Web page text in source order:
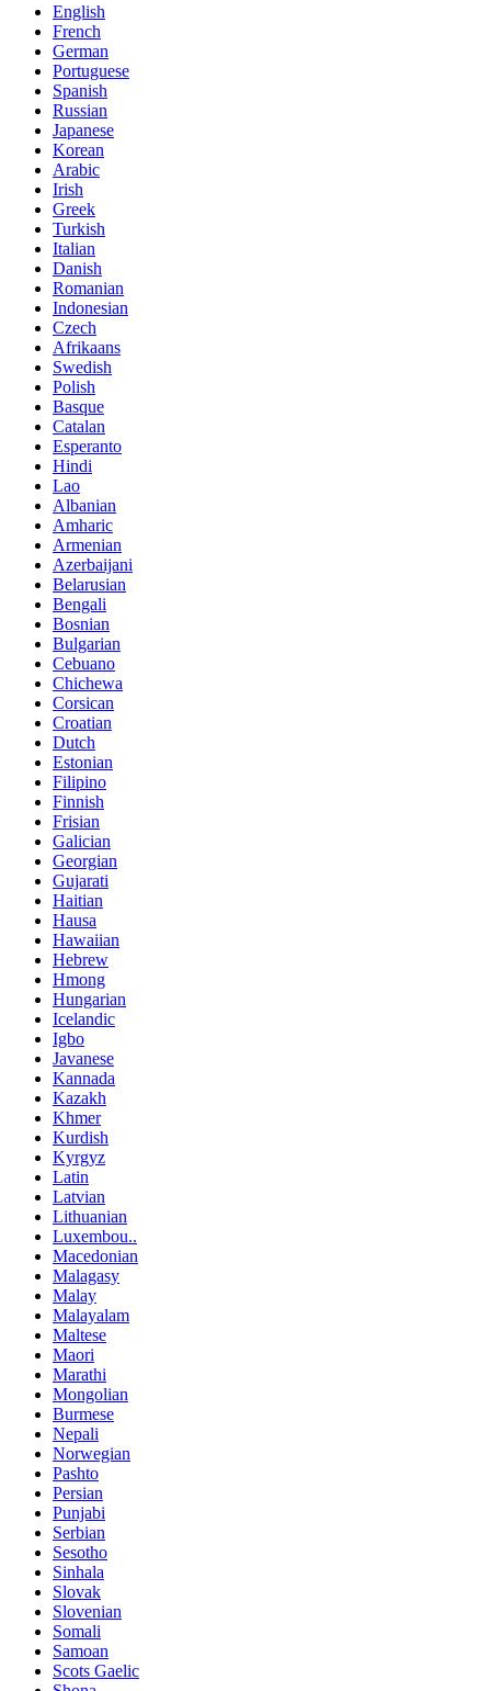
English
French
German
Portuguese
Spanish
Russian
Japanese
Korean
Arabic
Irish
Greek
Turkish
Italian
Danish
Romanian
Indonesian
Czech
Afrikaans
Swedish
Polish
Basque
Catalan
Esperanto
Hindi
Lao
Albanian
Amharic
Armenian
Azerbaijani
Belarusian
Bengali
Bosnian
Bulgarian
Cebuano
Chichewa
Corsican
Croatian
Dutch
Estonian
Filipino
Finnish
Frisian
Galician
Georgian
Gujarati
Haitian
Hausa
Hawaiian
Hebrew
Hmong
Hungarian
Icelandic
Igbo
Javanese
Kannada
Kazakh
Khmer
Kurdish
Kyrgyz
Latin
Latvian
Lithuanian
Luxembou..
Macedonian
Malagasy
Malay
Malayalam
Maltese
Maori
Marathi
Mongolian
Burmese
Nepali
Norwegian
Pashto
Persian
Punjabi
Serbian
Sesotho
Sinhala
Slovak
Slovenian
Somali
Samoan
Scots Gaelic